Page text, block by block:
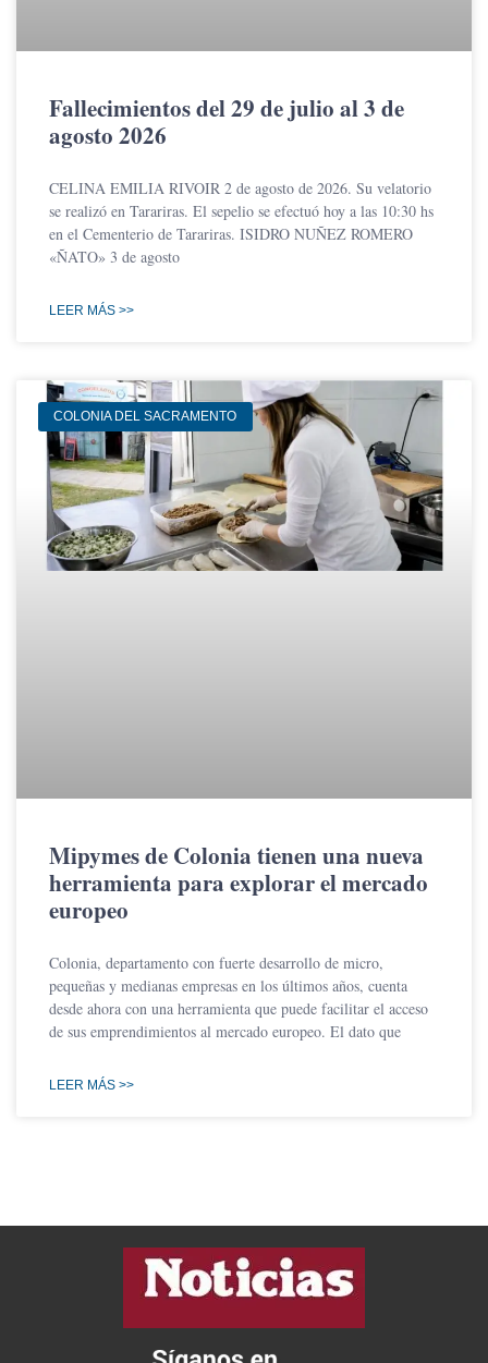
Fallecimientos del 29 de julio al 3 de
agosto 2026
CELINA EMILIA RIVOIR 2 de agosto de 2026. Su velatorio
se realizó en Tarariras. El sepelio se efectuó hoy a las 10:30 hs
en el Cementerio de Tarariras. ISIDRO NUÑEZ ROMERO
«ÑATO» 3 de agosto
LEER MÁS >>
COLONIA DEL SACRAMENTO
Mipymes de Colonia tienen una nueva
herramienta para explorar el mercado
europeo
Colonia, departamento con fuerte desarrollo de micro,
pequeñas y medianas empresas en los últimos años, cuenta
desde ahora con una herramienta que puede facilitar el acceso
de sus emprendimientos al mercado europeo. El dato que
LEER MÁS >>